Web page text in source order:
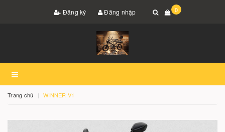
Đăng ký Đăng nhập 0
Trang chủ WINNER V1